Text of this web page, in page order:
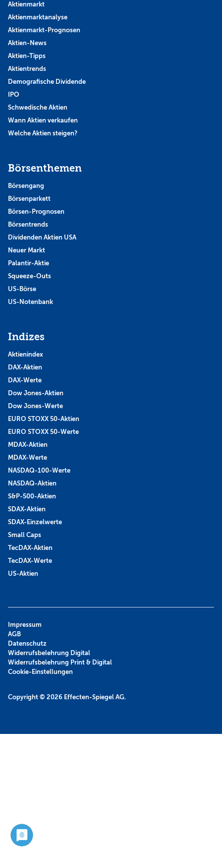
Aktienmarkt
Aktienmarktanalyse
Aktienmarkt-Prognosen
Aktien-News
Aktien-Tipps
Aktientrends
Demografische Dividende
IPO
Schwedische Aktien
Wann Aktien verkaufen
Welche Aktien steigen?
Börsenthemen
Börsengang
Börsenparkett
Börsen-Prognosen
Börsentrends
Dividenden Aktien USA
Neuer Markt
Palantir-Aktie
Squeeze-Outs
US-Börse
US-Notenbank
Indizes
Aktienindex
DAX-Aktien
DAX-Werte
Dow Jones-Aktien
Dow Jones-Werte
EURO STOXX 50-Aktien
EURO STOXX 50-Werte
MDAX-Aktien
MDAX-Werte
NASDAQ-100-Werte
NASDAQ-Aktien
S&P-500-Aktien
SDAX-Aktien
SDAX-Einzelwerte
Small Caps
TecDAX-Aktien
TecDAX-Werte
US-Aktien
Copyright © 2026 Effecten-Spiegel AG.
Impressum
AGB
Datenschutz
Widerrufsbelehrung Digital
Widerrufsbelehrung Print & Digital
Cookie-Einstellungen